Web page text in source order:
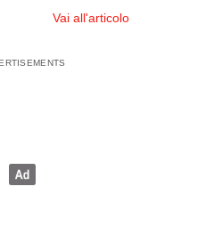
Vai all'articolo